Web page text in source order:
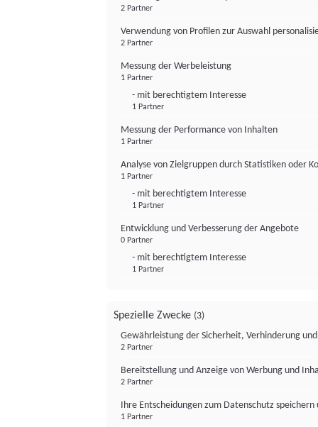
2 Partner
Verwendung von Profilen zur Auswahl
2 Partner
Messung der Werbeleistung
1 Partner
- mit berechtigtem Interesse
1 Partner
Messung der Performance von Inhalten
1 Partner
Analyse von Zielgruppen durch Statistiken oder
1 Partner
- mit berechtigtem Interesse
1 Partner
Entwicklung und Verbesserung der Angebote
0 Partner
- mit berechtigtem Interesse
1 Partner
Spezielle Zwecke (3)
Gewährleistung der Sicherheit, Verhinderung
2 Partner
Bereitstellung und Anzeige von Werbung und
2 Partner
Ihre Entscheidungen zum Datenschutz
1 Partner